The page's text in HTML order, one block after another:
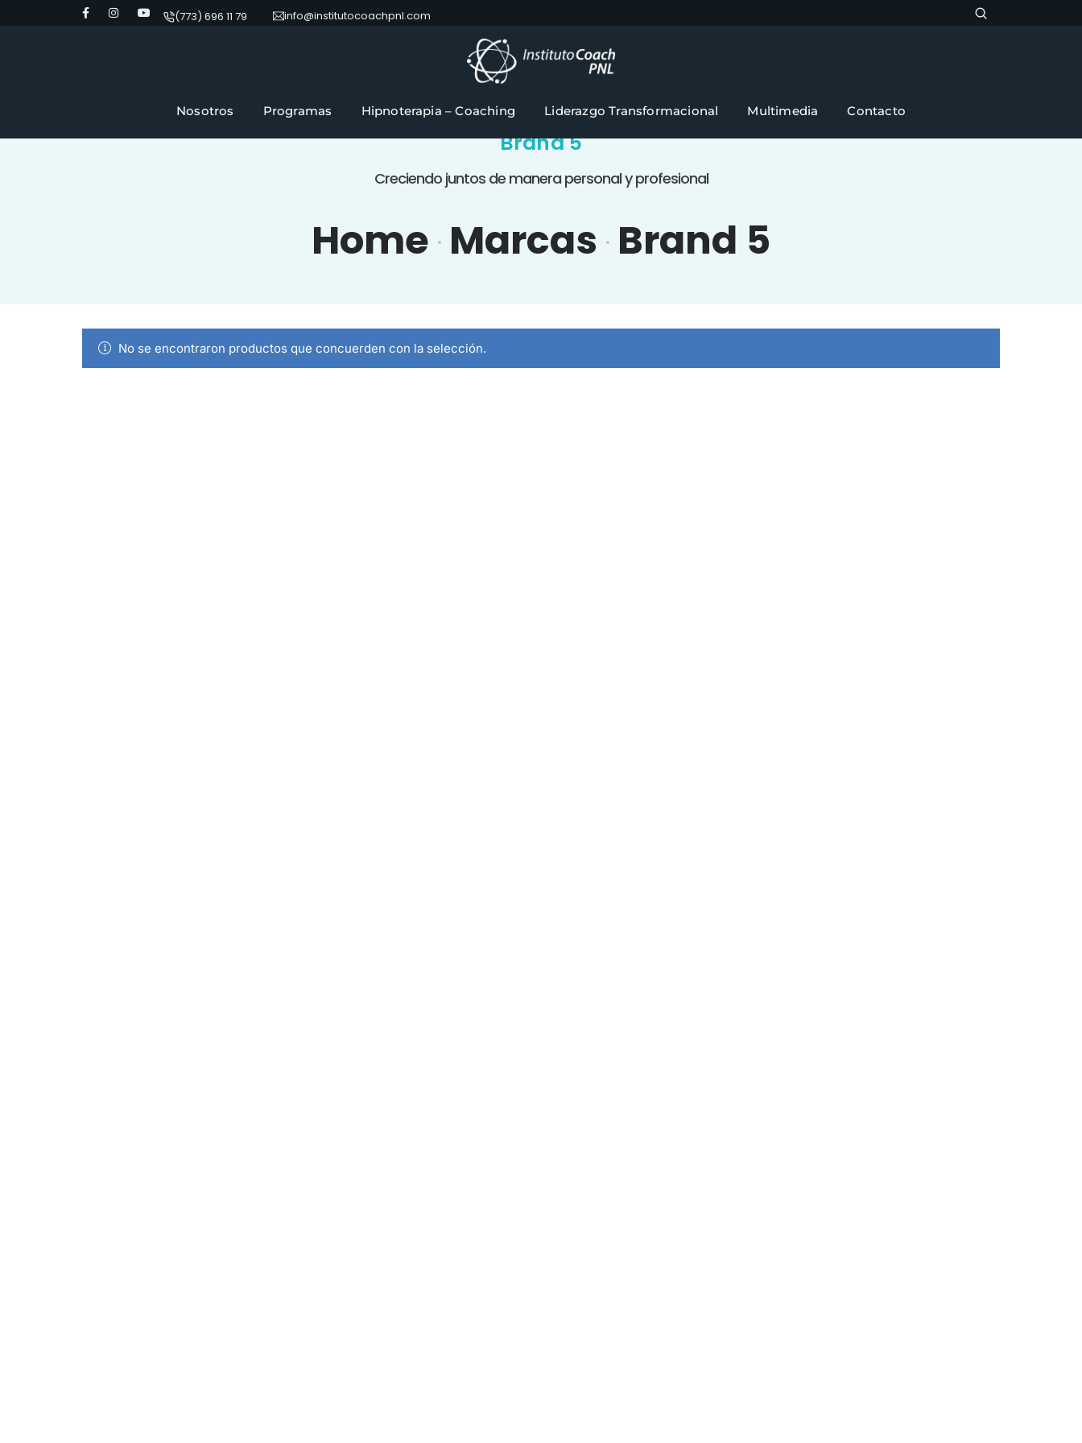
(773) 696 11 79 info@institutocoachpnl.com
Nosotros Programas Hipnoterapia – Coaching Liderazgo Transformacional Multimedia Contacto
Brand 5
Creciendo juntos de manera personal y profesional
Home Marcas Brand 5
No se encontraron productos que concuerden con la selección.